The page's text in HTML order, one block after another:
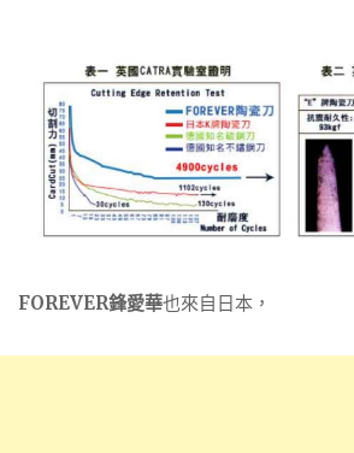
FOREVER鋒愛華也來自日本，